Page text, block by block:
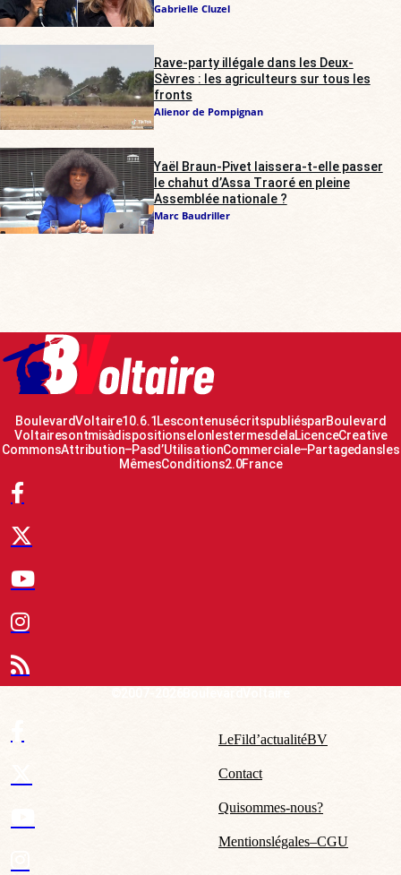
Gabrielle Cluzel
Rave-party illégale dans les Deux-
Sèvres : les agriculteurs sur tous les
fronts
Alienor de Pompignan
Yaël Braun-Pivet laissera-t-elle passer
le chahut d’Assa Traoré en pleine
Assemblée nationale ?
Marc Baudriller
Boulevard Voltaire 10.6.1 Les contenus écrits publiés par Boulevard
Voltaire sont mis à disposition selon les termes de la Licence Creative
Commons Attribution – Pas d’Utilisation Commerciale – Partage dans les
Mêmes Conditions 2.0 France
Le Fil d’actualité BV
Contact
Qui sommes-nous ?
Mentions légales – CGU